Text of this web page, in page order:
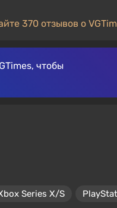
370 отзывов о
чтобы
Series X/S